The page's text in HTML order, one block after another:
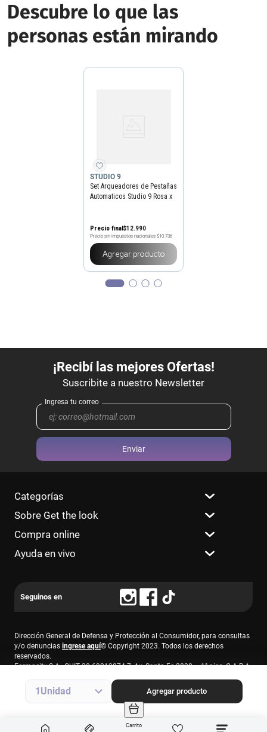
Carrito
1 Agregar producto
Descubre lo que las
personas están mirando
STUDIO 9
Set Arqueadores de Pestañas
Automaticos Studio 9 Rosa x
Precio final$12.990
Precio sin impuestos nacionales $10.736
Agregar producto
Enviar
Categorías
Sobre Get the look
Compra online
Ayuda en vivo
Dirección General de Defensa y Protección al Consumidor, para consultas
y/o denuncias ingrese aquí© Copyright 2023. Todos los derechos
reservados.
Farmacity S.A., CUIT 30-69213874-7, Av. Santa Fe 2830 – 1° piso, C.A.B.A.